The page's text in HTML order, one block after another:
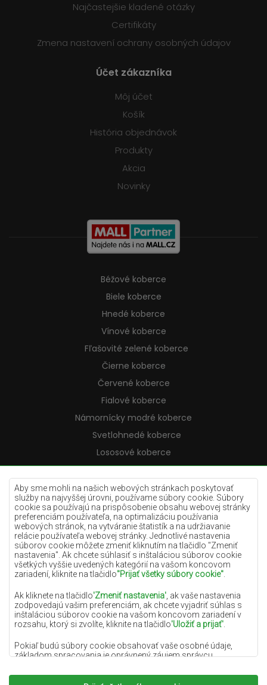
Aby sme mohli na našich webových stránkach poskytovať
služby na najvyššej úrovni, používame súbory cookie. Súbory
cookie sa používajú na prispôsobenie obsahu webovej stránky
preferenciám používateľa, na optimalizáciu používania
webových stránok, na vytváranie štatistík a na udržiavanie
relácie používateľa webovej stránky. Jednotlivé nastavenia
súborov cookie môžete zmeniť kliknutím na tlačidlo "Zmeniť
nastavenia". Ak chcete súhlasiť s inštaláciou súborov cookie
všetkých vyššie uvedených kategórií na vašom koncovom
zariadení, kliknite na tlačidlo"Prijať všetky súbory cookie"
Ak kliknete na tlačidlo'Zmeniť nastavenia' , ak vaše nastavenia
zodpovedajú vašim preferenciám, ak chcete vyjadriť súhlas s
inštaláciou súborov cookie na vašom koncovom zariadení v
rozsahu, ktorý si zvolíte, kliknite na tlačidlo'Uložiť a prijať'
Pokiaľ budú súbory cookie obsahovať vaše osobné údaje,
základom spracovania je oprávnený záujem správcu
podobe poskytovania vysokokvalitných služieb na našej
Najčastejšie kladené otázky
Certifikáty
Zmena nastavení ochrany osobných údajov
Účet zákazníka
Môj účet
Košík
História objednávok
Produkty
Akcia
Novinky
Béžové koberce
Biele koberce
Hnedé koberce
Vínové koberce
Fľašovité zelené koberce
Čierne koberce
Červené koberce
Fialové koberce
Námornícky modré koberce
Svetlohnedé koberce
Lososové koberce
Krémové koberce
Lilac koberce
Žlté koberce
Mätové koberce
Modré koberce
Oranžové koberce
Ružové koberce
Šedé koberce
Terakotové koberce
Zelené koberce
Zlaté koberce